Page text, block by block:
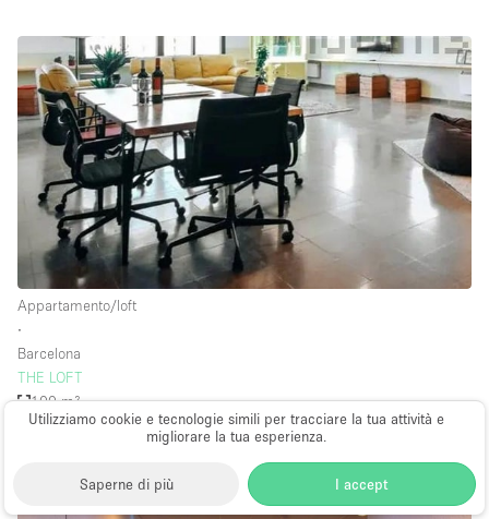
Utilizziamo cookie e tecnologie simili per tracciare la tua attività e
migliorare la tua esperienza.
Saperne di più I accept
Appartamento/loft
∙
Barcelona
THE LOFT
100 m²
su base 420€al giorno